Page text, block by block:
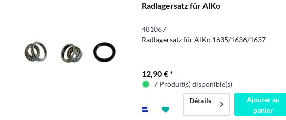
Radlagersatz für AlKo
481067
Radlagersatz für AlKo 1635/1636/1637
12,90 € *
7 Produit(s) disponible(s)
Détails
Ajouter au
panier